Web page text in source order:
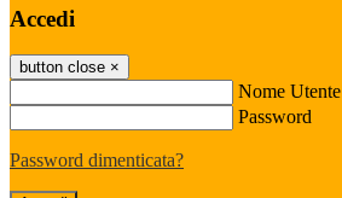
Accedi
button close ×
Nome Utente
Password
Password dimenticata?